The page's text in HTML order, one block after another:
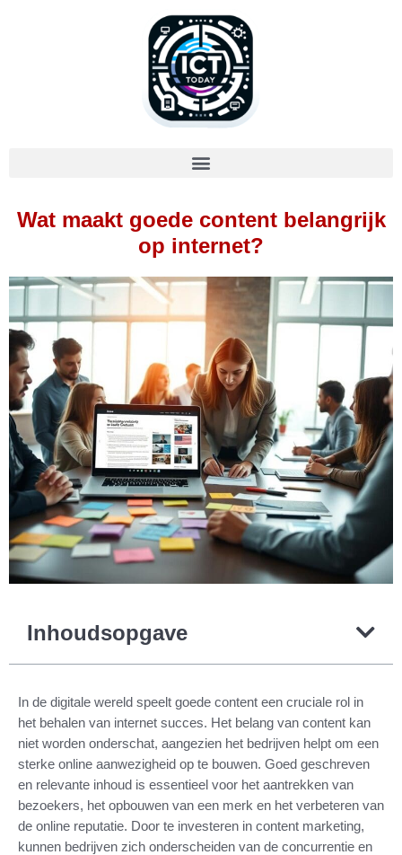
Wat maakt goede content belangrijk
op internet?
Inhoudsopgave
In de digitale wereld speelt goede content een cruciale rol in
het behalen van internet succes. Het belang van content kan
niet worden onderschat, aangezien het bedrijven helpt om een
sterke online aanwezigheid op te bouwen. Goed geschreven
en relevante inhoud is essentieel voor het aantrekken van
bezoekers, het opbouwen van een merk en het verbeteren van
de online reputatie. Door te investeren in content marketing,
kunnen bedrijven zich onderscheiden van de concurrentie en